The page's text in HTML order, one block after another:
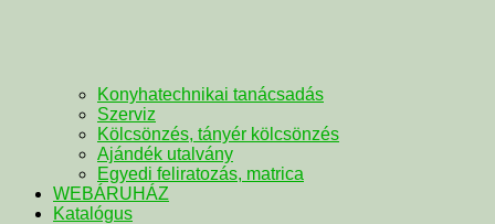
Konyhatechnikai tanácsadás
Szerviz
Kölcsönzés, tányér kölcsönzés
Ajándék utalvány
Egyedi feliratozás, matrica
WEBÁRUHÁZ
Katalógus